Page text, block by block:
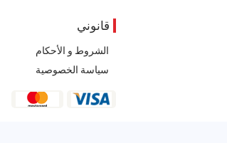
قانوني
الشروط و الأحكام
سياسة الخصوصية